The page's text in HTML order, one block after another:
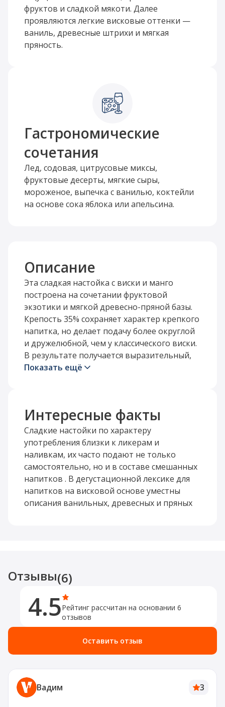
фруктов и сладкой мякоти. Далее
проявляются легкие висковые оттенки —
ваниль, древесные штрихи и мягкая
пряность.
Гастрономические
сочетания
Лед, содовая, цитрусовые миксы,
фруктовые десерты, мягкие сыры,
мороженое, выпечка с ванилью, коктейли
на основе сока яблока или апельсина.
Описание
Эта сладкая настойка с виски и манго
построена на сочетании фруктовой
экзотики и мягкой древесно-пряной базы.
Крепость 35% сохраняет характер крепкого
напитка, но делает подачу более округлой
и дружелюбной, чем у классического виски.
В результате получается выразительный,
ароматный стиль для тех, кто любит яркие
сочную тропическую ноту, а виски-основа
добавляет структуру, теплые пряные
оттенки и ощущение глубины. В
материалах о настойках отмечается, что
сладкие версии часто обладают ярким
ароматом плодов, мягким вкусом и могут
подаваться по модели ликеров или
использоваться в смешанных подачах .
случаев, когда хочется не строгой классики,
а более современного, фруктово-пряного
прочтения крепкой категории.
Показать ещё
Интересные факты
Сладкие настойки по характеру
употребления близки к ликерам и
наливкам, их часто подают не только
самостоятельно, но и в составе смешанных
напитков . В дегустационной лексике для
напитков на висковой основе уместны
описания ванильных, древесных и пряных
Отзывы(6)
4.5Рейтинг рассчитан на основании 6
отзывов
Оставить отзыв
Вадим 3